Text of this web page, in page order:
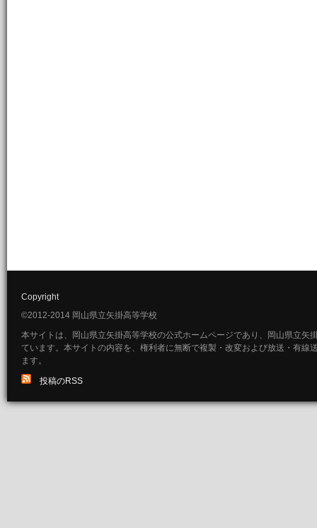
Copyright
©2012-2014 岡山県立矢掛高等学校
本サイトは、岡山県立矢掛高等学校の公式ホームページであり、岡山県立矢
ています。本サイトの内容を、権利者に無断で複製・改変および放送・有線
ます。
投稿のRSS